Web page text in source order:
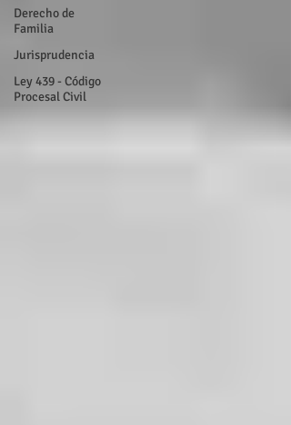
Derecho de
Familia
Jurisprudencia
Ley 439 - Código
Procesal Civil